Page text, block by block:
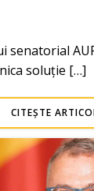
senatorial
soluție […]
CITEȘTE